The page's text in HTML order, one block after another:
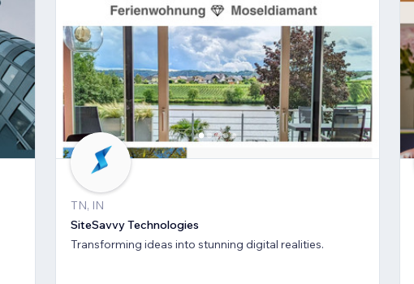
TN, IN
SiteSavvy Technologies
Transforming ideas into stunning digital realities.